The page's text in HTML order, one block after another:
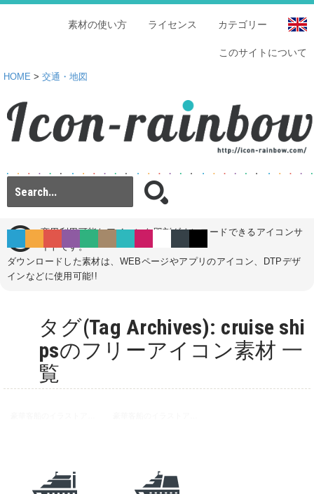
カテゴリー
ライセンス
素材の使い方
このサイトについて
HOME > 交通・地図
商用利用可能なアイコンを即刻ダウンロードできるアイコンサ
イトです。
ダウンロードした素材は、WEBページやアプリのアイコン、DTPデザ
インなどに使用可能!!
タグ(Tag Archives): cruise shi
psのフリーアイコン素材 一
覧